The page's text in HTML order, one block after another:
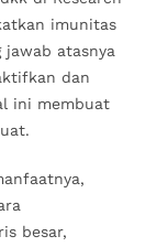
imunitas
atasnya
dan
ini membuat
besar,